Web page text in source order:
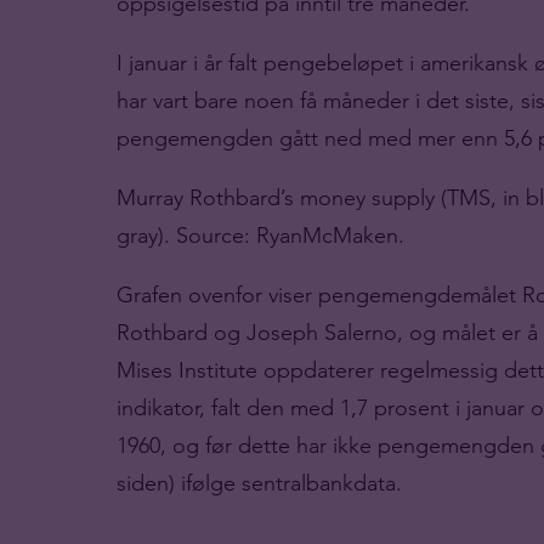
I januar i år falt pengebeløpet i
har vart bare noen få måneder i det siste,
pengemengden gått ned med mer enn 5,6
Murray Rothbard’s money supply (TMS, in
gray). Source: RyanMcMaken.
Grafen ovenfor viser pengemengdemålet
Rothbard og Joseph Salerno, og målet er
Mises Institute oppdaterer regelmessig
indikator, falt den med 1,7 prosent i januar
1960, og før dette har ikke pengemengden
siden) ifølge sentralbankdata.